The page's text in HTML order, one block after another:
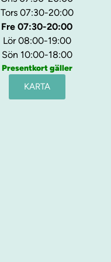
Tors 07:30-20:00
Fre 07:30-20:00
Lör 08:00-19:00
Sön 10:00-18:00
Presentkort gäller
KARTA